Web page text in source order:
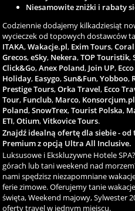
Niesamowite zniżki i rabaty
Codziennie dodajemy kilkadziesiąt
wycieczek od topowych dostawców
ITAKA,Wakacje.pl, Exim Tours,
Grecos,eSky, Nekera,TOP Touristik,
Click&Go,Anex Poland, Join UP,
Holiday, Easygo,Sun&Fun,Yobboo,
Prestige Tours,Orka Travel, Ecco
Tour, Funclub, Marco, Konsorcjum.pl
Poland,SnowTrex,Tourist Polska,
ETI,Otium,Vitkovice Tours.
Znajdź idealną ofertę dla siebie -
Premium z opcją Ultra All Inclusive.
Luksusowe i Ekskluzywne Hotele
górach lub tani weekend nad
nami spędzisz niezapomniane
ferie zimowe. Oferujemy tanie
święta, Weekend majowy, Sylwester
oferty travel w jednym miejscu.